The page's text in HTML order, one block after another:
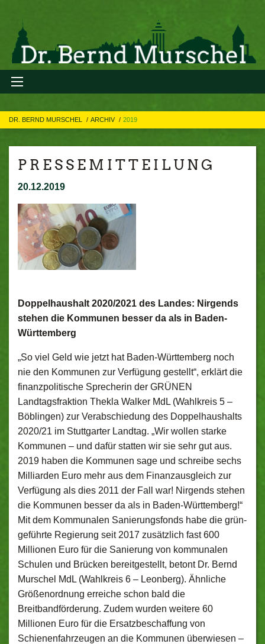
DR. BERND MURSCHEL ARCHIV 2019
P R E S S E M I T T E I L U N G
20.12.2019
Doppelhaushalt 2020/2021 des Landes: Nirgends
stehen die Kommunen besser da als in Baden-
Württemberg
„So viel Geld wie jetzt hat Baden-Württemberg noch
nie den Kommunen zur Verfügung gestellt“, erklärt die
finanzpolitische Sprecherin der GRÜNEN
Landtagsfraktion Thekla Walker MdL (Wahlkreis 5 –
Böblingen) zur Verabschiedung des Doppelhaushalts
2020/21 im Stuttgarter Landtag. „Wir wollen starke
Kommunen – und dafür statten wir sie sehr gut aus.
2019 haben die Kommunen sage und schreibe sechs
Milliarden Euro mehr aus dem Finanzausgleich zur
Verfügung als dies 2011 der Fall war! Nirgends stehen
die Kommunen besser da als in Baden-Württemberg!“
Mit dem Kommunalen Sanierungsfonds habe die grün-
geführte Regierung seit 2017 zusätzlich fast 600
Millionen Euro für die Sanierung von kommunalen
Schulen und Brücken bereitgestellt, betont Dr. Bernd
Murschel MdL (Wahlkreis 6 – Leonberg). Ähnliche
Größenordnung erreiche schon bald die
Breitbandförderung. Zudem wurden weitere 60
Millionen Euro für die Ersatzbeschaffung von
Schienenfahrzeugen an die Kommunen überwiesen –